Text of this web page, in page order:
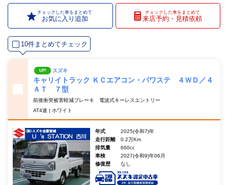
チェックした車をまとめて
お気に入り追加
チェックした車をまとめて
来店予約・見積依頼
10件まとめてチェック
UP! スズキ
キャリイトラック ＫＣエアコン・パワステ ４ＷＤ／４
ＡＴ ７型
前後衝突被害軽減ブレーキ 電波式キーレスエントリー
AT4速 | ホワイト
年式
2025(令和7)年
走行距離
0.2万Km
排気量
660cc
車検
2027(令和9)年06月
修復歴
なし